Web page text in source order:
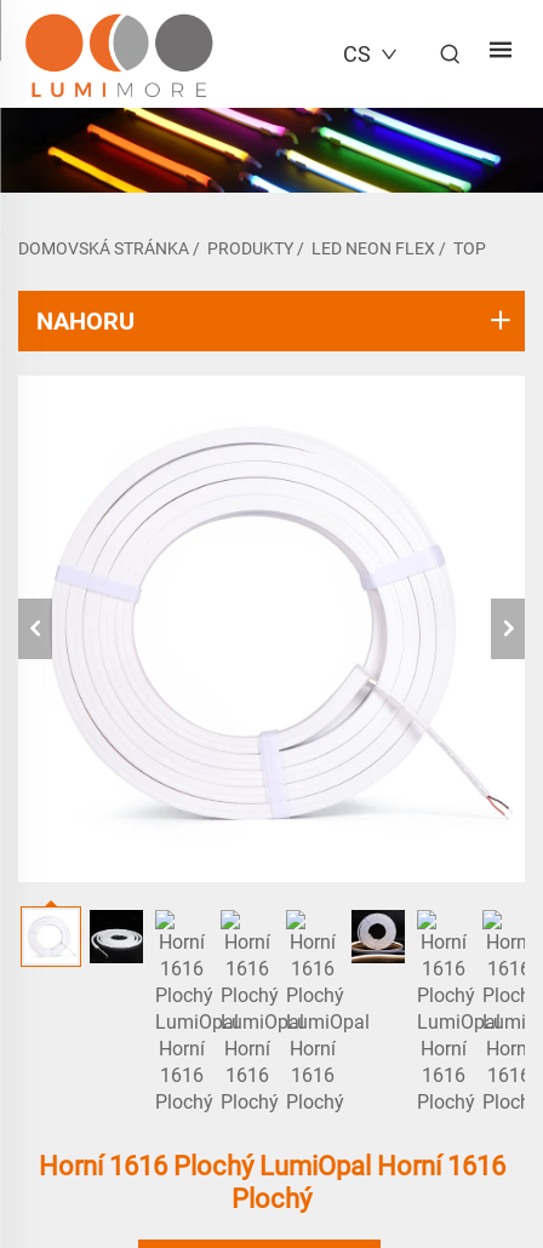
CS
DOMOVSKÁ STRÁNKA / PRODUKTY / LED NEON FLEX / TOP
NAHORU
Horní 1616 Plochý LumiOpal Horní 1616
Plochý